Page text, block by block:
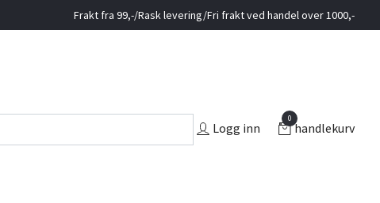
Frakt fra 99,-/Rask levering/Fri frakt ved handel over 1000,-
Logg inn
0
handlekurv